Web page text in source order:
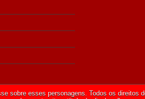
sobre esses personagens. Todos os direitos